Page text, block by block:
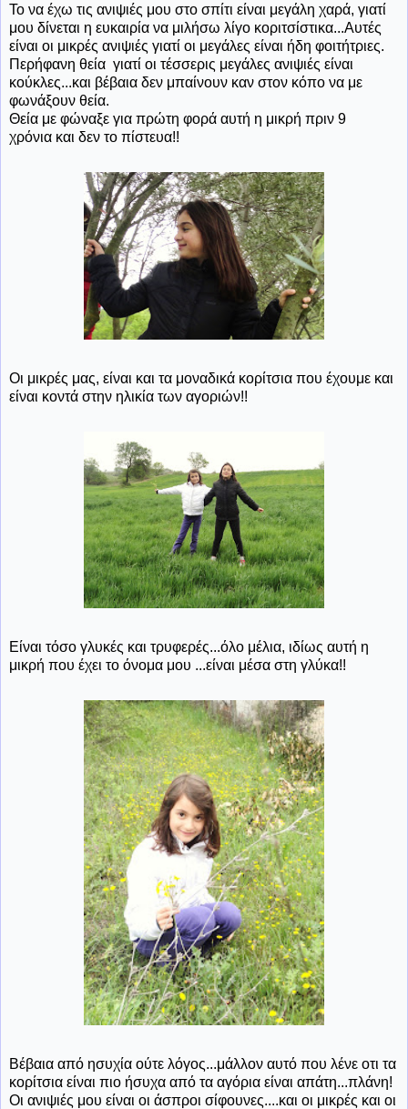
Το να έχω τις ανιψιές μου στο σπίτι είναι μεγάλη χαρά, γιατί
μου δίνεται η ευκαιρία να μιλήσω λίγο κοριτσίστικα...Αυτές
είναι οι μικρές ανιψιές γιατί οι μεγάλες είναι ήδη φοιτήτριες.
Περήφανη θεία γιατί οι τέσσερις μεγάλες ανιψιές είναι
κούκλες...και βέβαια δεν μπαίνουν καν στον κόπο να με
φωνάξουν θεία.
Θεία με φώναξε για πρώτη φορά αυτή η μικρή πριν 9
χρόνια και δεν το πίστευα!!
Οι μικρές μας, είναι και τα μοναδικά κορίτσια που έχουμε και
είναι κοντά στην ηλικία των αγοριών!!
Είναι τόσο γλυκές και τρυφερές...όλο μέλια, ιδίως αυτή η
μικρή που έχει το όνομα μου ...είναι μέσα στη γλύκα!!
Βέβαια από ησυχία ούτε λόγος...μάλλον αυτό που λένε οτι τα
κορίτσια είναι πιο ήσυχα από τα αγόρια είναι απάτη...πλάνη!
Οι ανιψιές μου είναι οι άσπροι σίφουνες....και οι μικρές και οι